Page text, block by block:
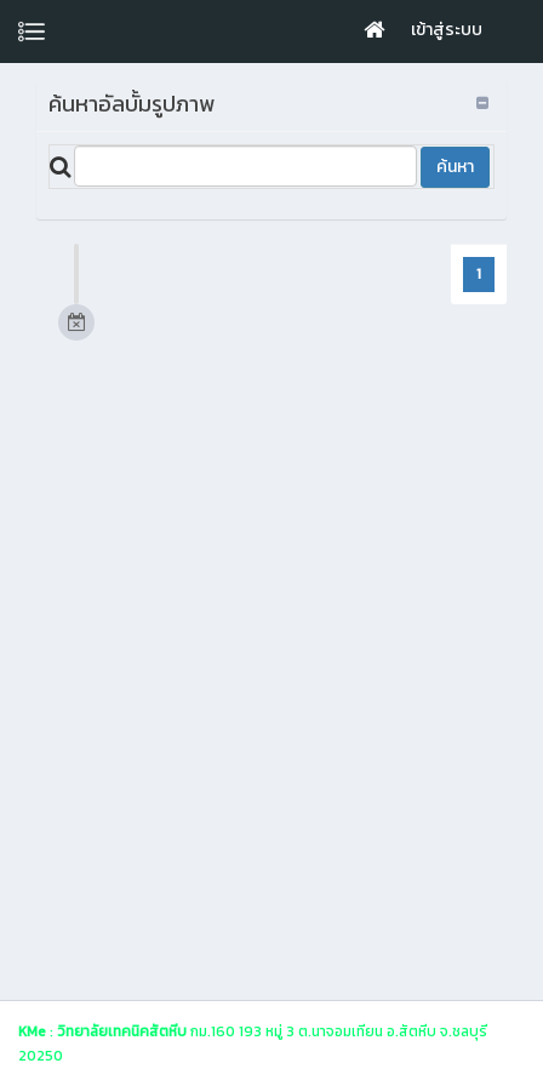
เข้าสู่ระบบ
ค้นหาอัลบั้มรูปภาพ
1
KMe: วิทยาลัยเทคนิคสัตหีบกม.160 193 หมู่ 3 ต.นาจอมเทียน อ.สัตหีบ จ.ชลบุรี
20250